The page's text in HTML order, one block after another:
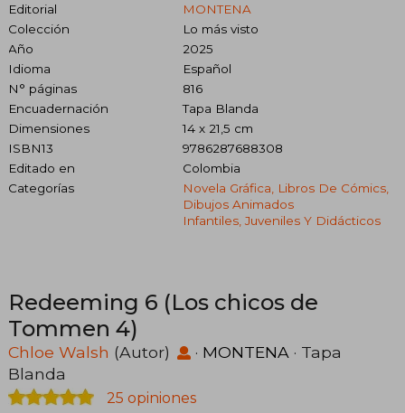
Editorial
MONTENA
Colección
Lo más visto
Año
2025
Idioma
Español
N° páginas
816
Encuadernación
Tapa Blanda
Dimensiones
14 x 21,5 cm
ISBN13
9786287688308
Editado en
Colombia
Categorías
Novela Gráfica, Libros De Cómics,
Dibujos Animados
Infantiles, Juveniles Y Didácticos
Redeeming 6 (Los chicos de
Tommen 4)
Chloe Walsh (Autor) · MONTENA · Tapa
Blanda
25 opiniones